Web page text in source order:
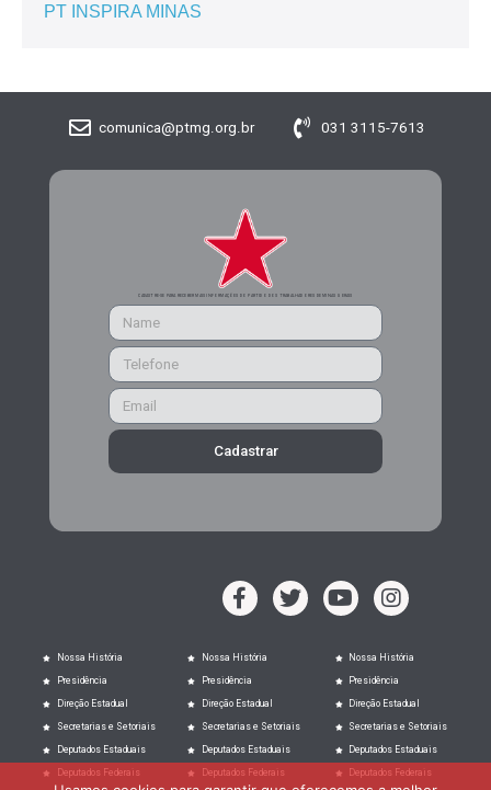
PT INSPIRA MINAS
comunica@ptmg.org.br 031 3115-7613
CADASTRE-SE PARA RECEBER MAIS INFORMAÇÕES DO PARTIDO DOS TRABALHADORES DE MINAS GERAIS
Cadastrar
Nossa História
Presidência
Direção Estadual
Secretarias e Setoriais
Deputados Estaduais
Deputados Federais
Nossa História
Presidência
Direção Estadual
Secretarias e Setoriais
Deputados Estaduais
Deputados Federais
Nossa História
Presidência
Direção Estadual
Secretarias e Setoriais
Deputados Estaduais
Deputados Federais